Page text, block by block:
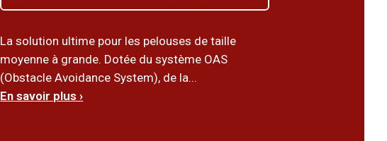
La solution ultime pour les pelouses de taille
moyenne à grande. Dotée du système OAS
(Obstacle Avoidance System), de la...
En savoir plus ›